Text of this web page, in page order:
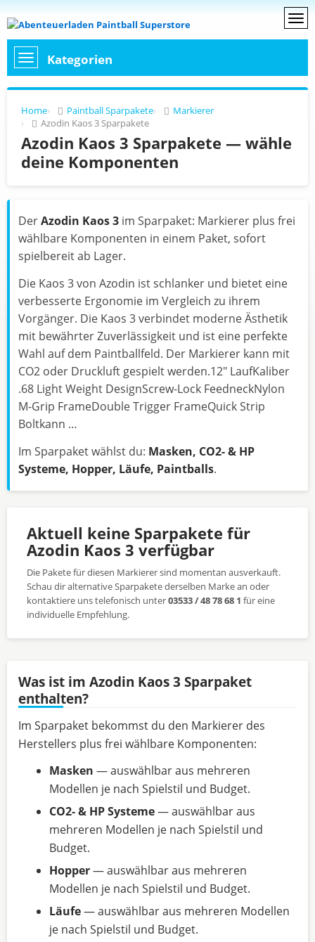
Kategorien
Home Paintball Sparpakete
Markierer
Azodin Kaos 3 Sparpakete
Azodin Kaos 3 Sparpakete — wähle
deine Komponenten
DerAzodin Kaos 3 im Sparpaket: Markierer plus frei
wählbare Komponenten in einem Paket, sofort
spielbereit ab Lager.
Die Kaos 3 von Azodin ist schlanker und bietet eine
verbesserte Ergonomie im Vergleich zu ihrem
Vorgänger. Die Kaos 3 verbindet moderne Ästhetik
mit bewährter Zuverlässigkeit und ist eine perfekte
Wahl auf dem Paintballfeld. Der Markierer kann mit
CO2 oder Druckluft gespielt werden.12" LaufKaliber
.68 Light Weight DesignScrew-Lock FeedneckNylon
M-Grip FrameDouble Trigger FrameQuick Strip
Boltkann …
Im Sparpaket wählst du: Masken, CO2- & HP
Systeme, Hopper, Läufe, Paintballs.
Aktuell keine Sparpakete für
Azodin Kaos 3 verfügbar
Die Pakete für diesen Markierer sind momentan ausverkauft.
Schau dir alternative Sparpakete derselben Marke an oder
kontaktiere uns telefonisch unter03533 / 48 78 68 1 für eine
individuelle Empfehlung.
Was ist im Azodin Kaos 3 Sparpaket
enthalten?
Im Sparpaket bekommst du den Markierer des
Herstellers plus frei wählbare Komponenten:
Masken — auswählbar aus mehreren
Modellen je nach Spielstil und Budget.
CO2- & HP Systeme— auswählbar aus
mehreren Modellen je nach Spielstil und
Budget.
Hopper— auswählbar aus mehreren
Modellen je nach Spielstil und Budget.
Läufe— auswählbar aus mehreren Modellen
je nach Spielstil und Budget.